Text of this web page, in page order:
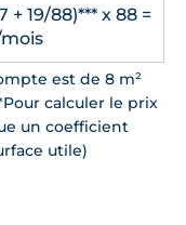
+ 19/88)*** x 88 =
est de 8 m²
calculer le prix
un coefficient
utile)